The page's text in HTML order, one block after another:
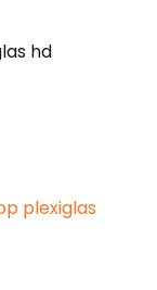
hd
plexiglas